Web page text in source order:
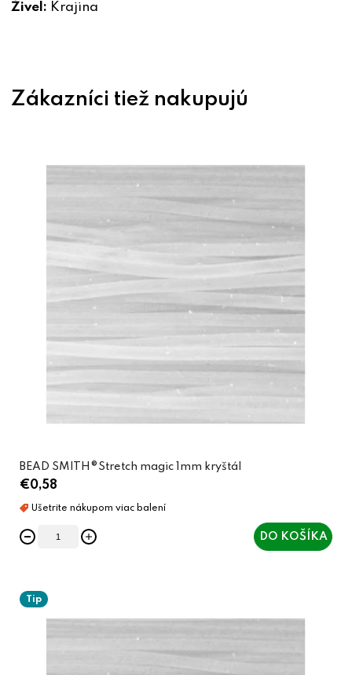
Živel: Krajina
BEAD SMITH®Stretch magic 1mm kryštál
€0,58
DO KOŠÍKA
Tip